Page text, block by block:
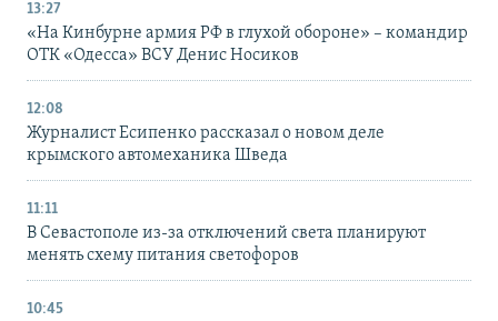
13:27
«На Кинбурне армия РФ в глухой обороне» – командир
ОТК «Одесса» ВСУ Денис Носиков
12:08
Журналист Есипенко рассказал о новом деле
крымского автомеханика Шведа
11:11
В Севастополе из-за отключений света планируют
менять схему питания светофоров
10:45